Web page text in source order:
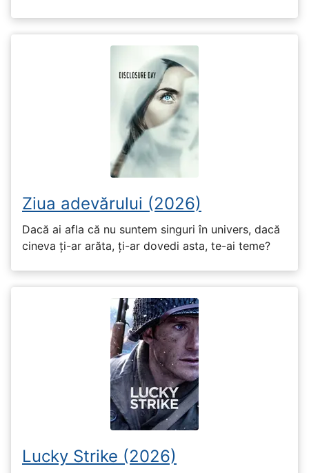
Ziua adevărului (2026)
Dacă ai afla că nu suntem singuri în univers, dacă
cineva ți-ar arăta, ți-ar dovedi asta, te-ai teme?
Lucky Strike (2026)